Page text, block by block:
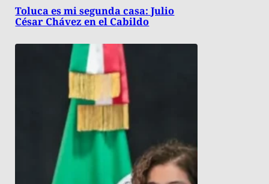
Toluca es mi segunda casa: Julio
César Chávez en el Cabildo